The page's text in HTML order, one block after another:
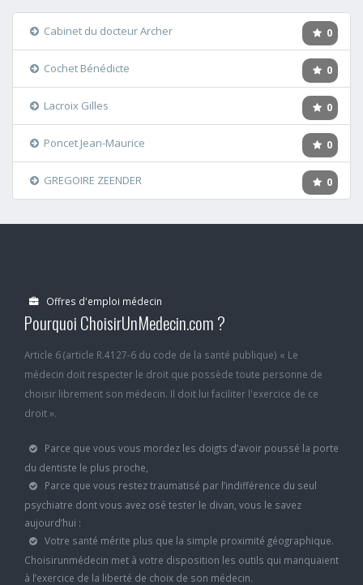
0
Cabinet du docteur Archer
0
Cochet Bénédicte
0
Lacroix Gilles
0
Poncet Jean-Maurice
0
GREGOIRE ZEENDER
Offres d'emploi médecin
Pourquoi ChoisirUnMedecin.com ?
Article 6 (article R.4127-6 du code de la santé publique) « Le
médecin doit respecter le droit que possède toute personne de
choisir librement son médecin. Il doit lui faciliter l'exercice de ce
droit ».
Parce que vous vous mordez les doigts d’avoir poussé la porte
du dentiste le plus proche,
Parce que vous restez traumatisé par l’indifférence du seul
psychiatre dont vous avez osé tester le divan, vous le savez
aujourd’hui :
Votre santé mérite plus que la simple proximité géographique.
Choisirunmédecin met à votre disposition les outils qui manquaient
à l’exercice de la liberté de choix de son médecin.